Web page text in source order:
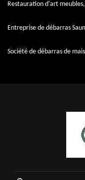
Restauration d'art
Entreprise de débarras
Société de débarras de